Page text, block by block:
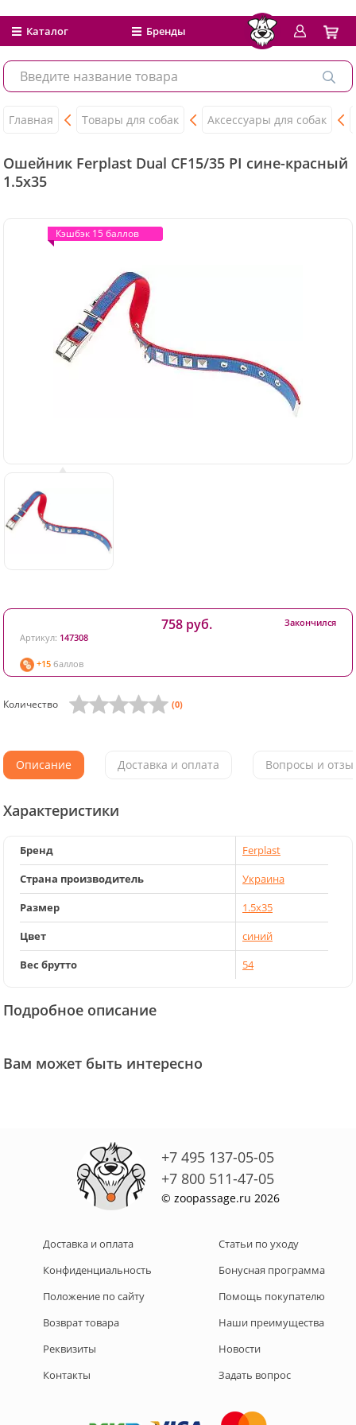
Каталог Бренды
Главная Товары для собак Аксессуары для собак
Ошейник Ferplast Dual CF15/35 PI сине-красный
1.5x35
Кэшбэк 15 баллов
Кэшбэк 15 баллов
Артикул: 147308
+15 баллов
758 руб. Закончился
Количество (0)
Описание Доставка и оплата Вопросы и
Характеристики
Бренд
Ferplast
Страна производитель
Украина
Размер
1.5x35
Цвет
синий
Вес брутто
54
Подробное описание
Вам может быть интересно
+7 495 137-05-05
+7 800 511-47-05
© zoopassage.ru 2026
Доставка и оплата
Конфиденциальность
Положение по сайту
Возврат товара
Реквизиты
Контакты
Статьи по уходу
Бонусная программа
Помощь покупателю
Наши преимущества
Новости
Задать вопрос